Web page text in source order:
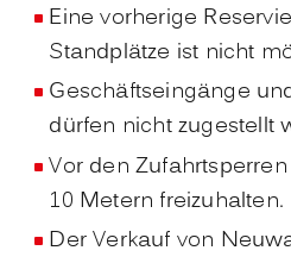
Eine vorherige
Standplätze ist nicht
Geschäftseingänge
dürfen nicht zugestellt
Vor den
10 Metern freizuhalten.
Der Verkauf von